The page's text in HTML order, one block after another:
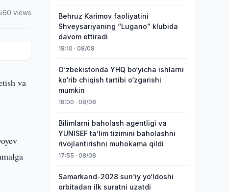
views
va
Behruz Karimov faoliyatini
Shveysariyaning “Lugano” klubida
davom ettiradi
18:10 · 08/08
O‘zbekistonda YHQ bo‘yicha ishlarni
ko‘rib chiqish tartibi o‘zgarishi
mumkin
18:00 · 08/08
Bilimlarni baholash agentligi va
YUNISEF taʼlim tizimini baholashni
rivojlantirishni muhokama qildi
17:55 · 08/08
Samarkand-2028 sunʼiy yo‘ldoshi
orbitadan ilk suratni uzatdi